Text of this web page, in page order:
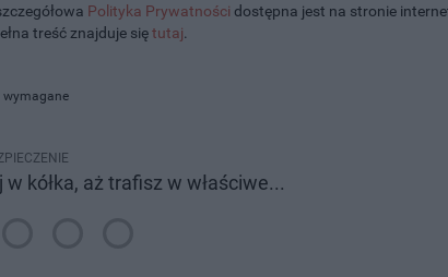
Polityka Prywatności dostępna jest na stronie
treść znajduje siętutaj
wymagane
kółka, aż trafisz w właściwe...